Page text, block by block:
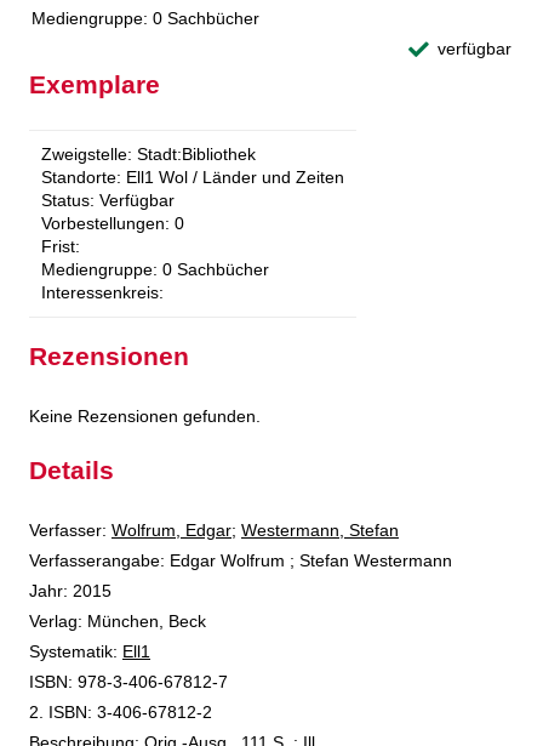
Mediengruppe: 0 Sachbücher
verfügbar
Exemplare
Zweigstelle: Stadt:Bibliothek
Standorte: Ell1 Wol / Länder und Zeiten
Status: Verfügbar
Vorbestellungen: 0
Frist:
Mediengruppe: 0 Sachbücher
Interessenkreis:
Rezensionen
Keine Rezensionen gefunden.
Details
Verfasser: Suche nach diesem Verfasser
Wolfrum, Edgar; Westermann, Stefan
Verfasserangabe: Edgar Wolfrum ; Stefan Westermann
Jahr: 2015
Verlag: München, Beck
opens in new tab
Diesen Link in neuem Tab öffnen
Systematik: Suche nach dieser Systematik
Ell1
Suche nach diesem Interessenskreis
ISBN: 978-3-406-67812-7
2. ISBN: 3-406-67812-2